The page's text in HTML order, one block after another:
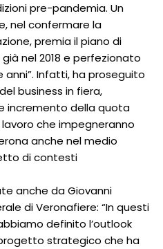
pre-pandemia. Un
nel confermare la
premia il piano di
nel 2018 e perfezionato
Infatti, ha proseguito
business in fiera,
incremento della quota
che impegneranno
anche nel medio
di contesti
anche da Giovanni
di Veronafiere: “In questi
definito l’outlook
strategico che ha